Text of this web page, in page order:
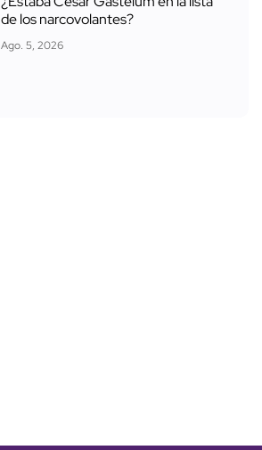
de los narcovolantes?
Ago. 5, 2026